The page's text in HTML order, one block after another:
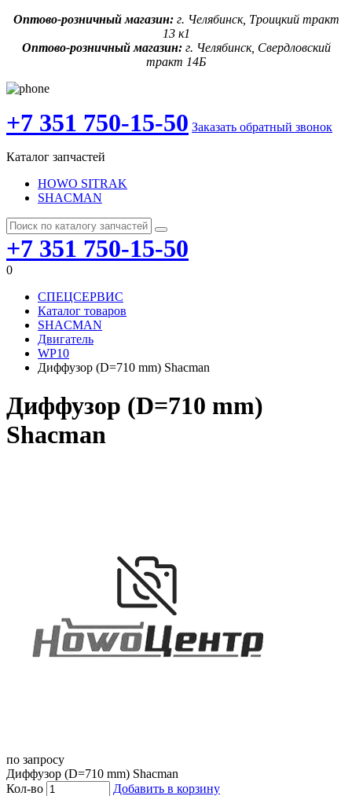
Оптово-розничный магазин: г. Челябинск, Троицкий тракт
13 к1
Оптово-розничный магазин:г. Челябинск, Свердловский
тракт 14Б
+7 351 750-15-50 Заказать обратный звонок
Каталог запчастей
HOWO SITRAK
SHACMAN
+7 351 750-15-50
0
СПЕЦСЕРВИС
Каталог товаров
SHACMAN
Двигатель
WP10
Диффузор (D=710 mm) Shacman
Диффузор (D=710 mm)
Shacman
по запросу
Диффузор (D=710 mm) Shacman
Кол-во
Добавить в корзину